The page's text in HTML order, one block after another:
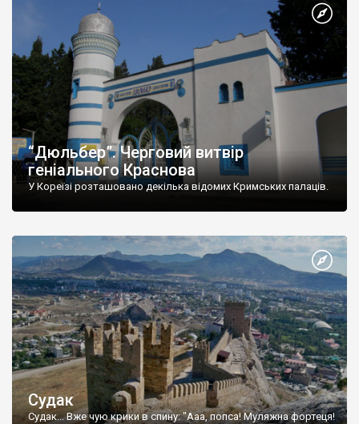
“Дюльбер”. Черговий витвір
геніального Краснова
У Кореїзі розташовано декілька відомих Кримських палаців.
Судак
Судак... Вже чую крики в спину: "Ааа, попса! Муляжна фортеця!